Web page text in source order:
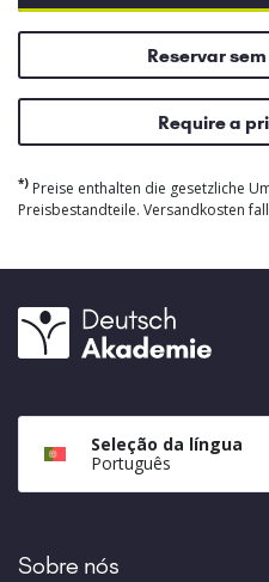
Reservar
Require a
*) Preise enthalten die gesetzliche
Preisbestandteile. Versandkosten
Seleção da língua
Português
Sobre nós